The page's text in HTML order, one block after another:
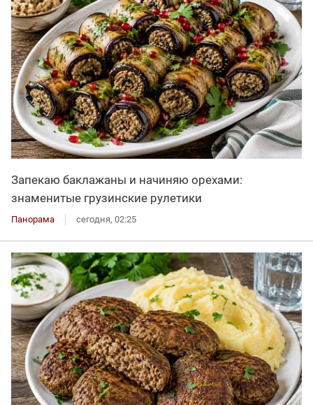
Запекаю баклажаны и начиняю орехами:
знаменитые грузинские рулетики
Панорама сегодня, 02:25